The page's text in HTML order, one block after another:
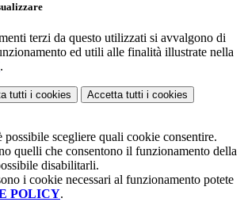
terzi da questo utilizzati si avvalgono di
ed utili alle finalità illustrate nella
.
tutti i cookies Accetta tutti i cookies
possibile scegliere quali cookie consentire.
quelli che consentono il funzionamento della
disabilitarli.
i cookie necessari al funzionamento potete
POLICY.